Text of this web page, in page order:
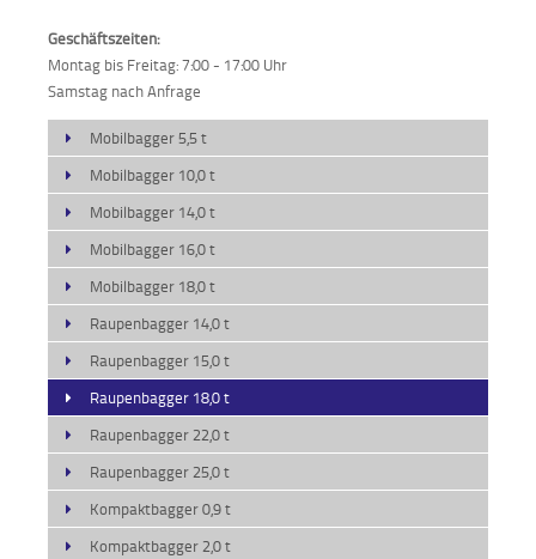
Vibrationstechnik
Kommunaltechnik
Anbaugeräte
Sonstiges
Sonderaktionen
Aktionen
und
Angebote
Anfahrt
Geschäftszeiten:
Montag bis Freitag: 7:00 - 17:00 Uhr
Samstag nach Anfrage
Mobilbagger 5,5 t
Mobilbagger 10,0 t
Mobilbagger 14,0 t
Mobilbagger 16,0 t
Mobilbagger 18,0 t
Raupenbagger 14,0 t
Raupenbagger 15,0 t
Raupenbagger 18,0 t
Raupenbagger 22,0 t
Raupenbagger 25,0 t
Kompaktbagger 0,9 t
Kompaktbagger 2,0 t